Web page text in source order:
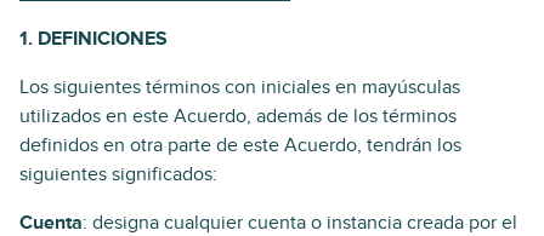
1. DEFINICIONES
Los siguientes términos con iniciales en mayúsculas
utilizados en este Acuerdo, además de los términos
definidos en otra parte de este Acuerdo, tendrán los
siguientes significados:
Cuenta: designa cualquier cuenta o instancia creada por el